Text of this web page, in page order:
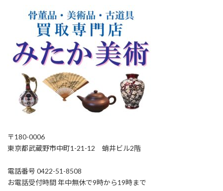
〒180-0006
東京都武蔵野市中町1-21-12 蛸井ビル2階
電話番号 0422-51-8508
お電話受付時間 年中無休で9時から19時まで